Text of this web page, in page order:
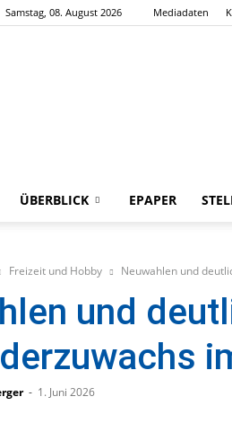
Samstag, 08. August 2026 Mediadaten
ÜBERBLICK EPAPER
Freizeit und Hobby Neuwahlen und
und
- 1. Juni 2026